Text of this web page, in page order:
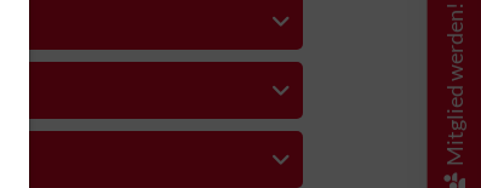
Mitglied werden!